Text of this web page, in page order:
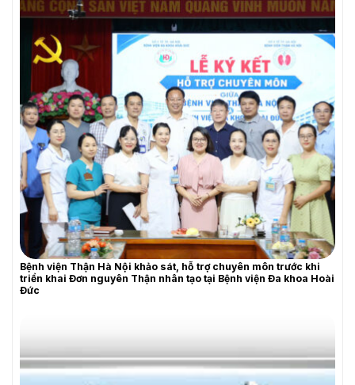
Bệnh viện Thận Hà Nội khảo sát, hỗ trợ chuyên môn trước khi
triển khai Đơn nguyên Thận nhân tạo tại Bệnh viện Đa khoa Hoài
Đức